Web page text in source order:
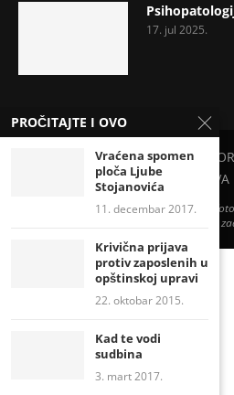
17. jul 2025.
PETAR PAN PRIRODA
UŽICE U CVEĆU
ZABAVA
Zabranjena je svaka upotreba teksta i
sajta. Sva prava
PROČITAJTE I OVO
Vraćena spomen
ploča Ljube
Stojanovića
11. decembar 2017.
Krivična prijava
protiv zaposlenih u
opštinskoj upravi
22. oktobar 2015.
Kad te vodi
sudbina
3. mart 2017.